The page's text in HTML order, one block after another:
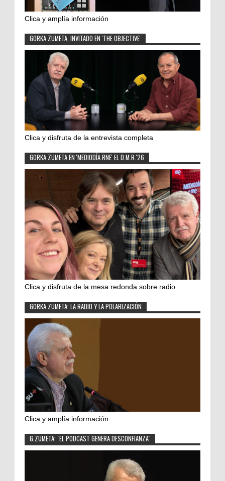
Clica y amplía información
GORKA ZUMETA, INVITADO EN 'THE OBJECTIVE'
Clica y disfruta de la entrevista completa
GORKA ZUMETA EN 'MEDIODÍA RNE' EL D.M.R.'26
Clica y disfruta de la mesa redonda sobre radio
GORKA ZUMETA: LA RADIO Y LA POLARIZACIÓN
Clica y amplía información
G.ZUMETA: "EL PODCAST GENERA DESCONFIANZA"